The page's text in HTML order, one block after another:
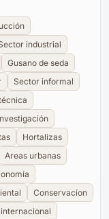
industrial
Gusano de seda
Sector informal
Hortalizas
Areas urbanas
Conservacíon